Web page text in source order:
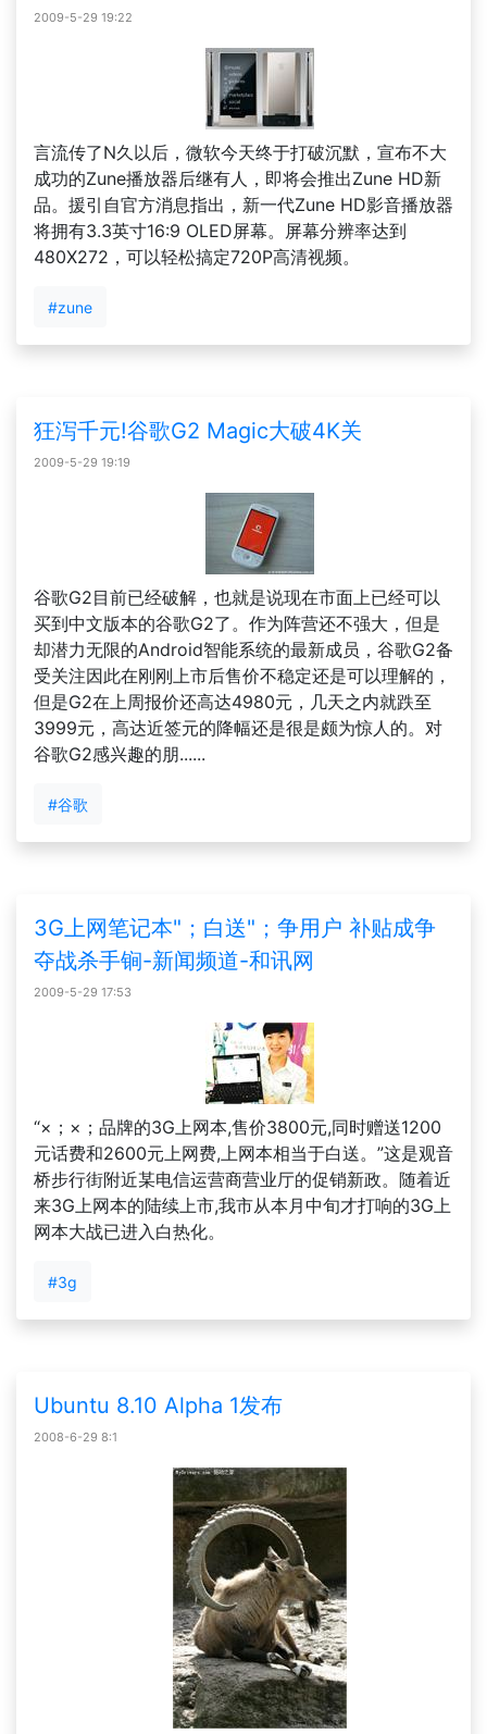
2009-5-29 19:22
言流传了N久以后，微软今天终于打破沉默，宣布不大
成功的Zune播放器后继有人，即将会推出Zune HD新
品。援引自官方消息指出，新一代Zune HD影音播放器
将拥有3.3英寸16:9 OLED屏幕。屏幕分辨率达到
480X272，可以轻松搞定720P高清视频。
#zune
狂泻千元!谷歌G2 Magic大破4K关
2009-5-29 19:19
谷歌G2目前已经破解，也就是说现在市面上已经可以
买到中文版本的谷歌G2了。作为阵营还不强大，但是
却潜力无限的Android智能系统的最新成员，谷歌G2备
受关注因此在刚刚上市后售价不稳定还是可以理解的，
但是G2在上周报价还高达4980元，几天之内就跌至
3999元，高达近签元的降幅还是很是颇为惊人的。对
谷歌G2感兴趣的朋......
#谷歌
3G上网笔记本"；白送"；争用户 补贴成争
夺战杀手锏-新闻频道-和讯网
2009-5-29 17:53
“×；×；品牌的3G上网本,售价3800元,同时赠送1200
元话费和2600元上网费,上网本相当于白送。”这是观音
桥步行街附近某电信运营商营业厅的促销新政。随着近
来3G上网本的陆续上市,我市从本月中旬才打响的3G上
网本大战已进入白热化。
#3g
Ubuntu 8.10 Alpha 1发布
2008-6-29 8:1